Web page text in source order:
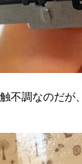
不調なのだが